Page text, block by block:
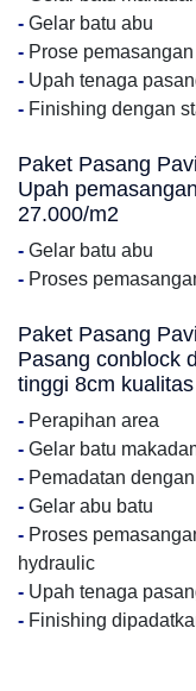
- Gelar batu abu
- Prose
- Upah tenaga
- Finishing dengan
Paket Pasang
Upah
27.000/m2
- Gelar batu abu
- Proses
Paket Pasang
Pasang conblock
tinggi 8cm
- Perapihan area
- Gelar batu
- Pemadatan
- Gelar abu batu
- Proses
hydraulic
- Upah tenaga
- Finishing